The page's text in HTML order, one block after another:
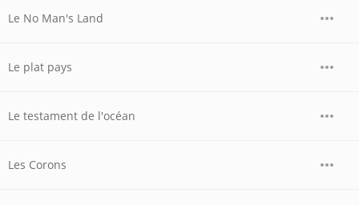
Le No Man's Land
Le plat pays
Le testament de l'océan
Les Corons